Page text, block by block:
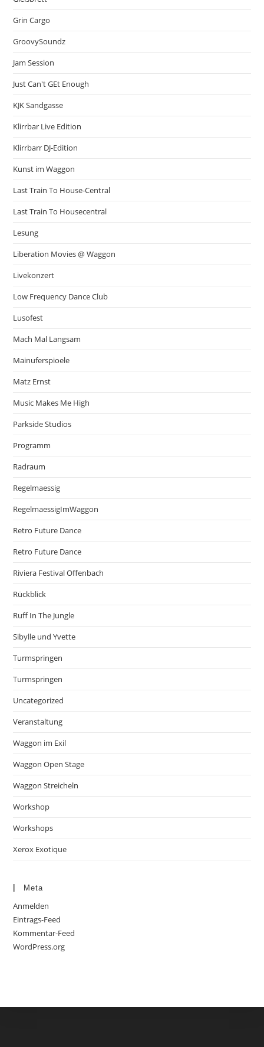
Grin Cargo
GroovySoundz
Jam Session
Just Can't GEt Enough
KJK Sandgasse
Klirrbar Live Edition
Klirrbarr DJ-Edition
Kunst im Waggon
Last Train To House-Central
Last Train To Housecentral
Lesung
Liberation Movies @ Waggon
Livekonzert
Low Frequency Dance Club
Lusofest
Mach Mal Langsam
Mainuferspioele
Matz Ernst
Music Makes Me High
Parkside Studios
Programm
Radraum
Regelmaessig
RegelmaessigImWaggon
Retro Future Dance
Retro Future Dance
Riviera Festival Offenbach
Rückblick
Ruff In The Jungle
Sibylle und Yvette
Turmspringen
Turmspringen
Uncategorized
Veranstaltung
Waggon im Exil
Waggon Open Stage
Waggon Streicheln
Workshop
Workshops
Xerox Exotique
Meta
Anmelden
Eintrags-Feed
Kommentar-Feed
WordPress.org